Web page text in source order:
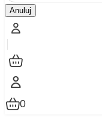
Anuluj
0